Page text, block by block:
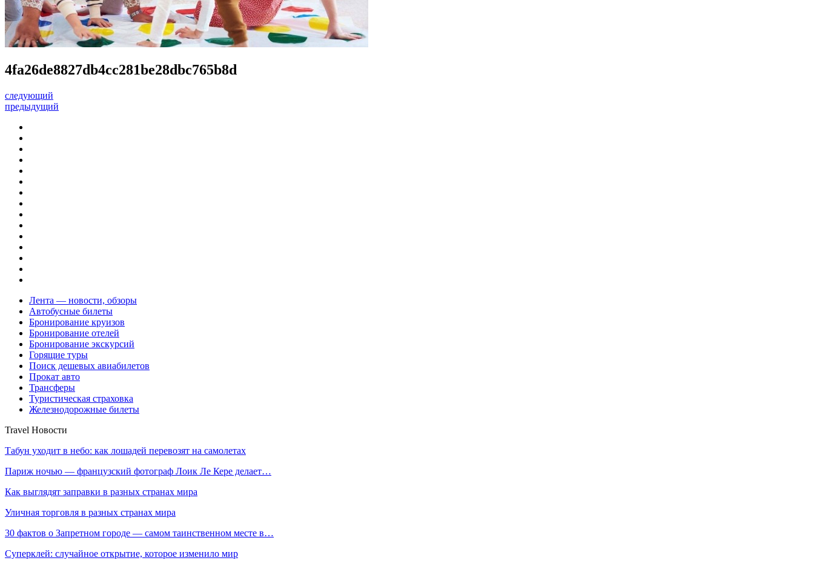
4fa26de8827db4cc281be28dbc765b8d
следующий
предыдущий
Лента — новости, обзоры
Автобусные билеты
Бронирование круизов
Бронирование отелей
Бронирование экскурсий
Горящие туры
Поиск дешевых авиабилетов
Прокат авто
Трансферы
Туристическая страховка
Железнодорожные билеты
Travel Новости
Табун уходит в небо: как лошадей перевозят на самолетах
Париж ночью — французский фотограф Лоик Ле Кере делает…
Как выглядят заправки в разных странах мира
Уличная торговля в разных странах мира
30 фактов о Запретном городе — самом таинственном месте в…
Суперклей: случайное открытие, которое изменило мир